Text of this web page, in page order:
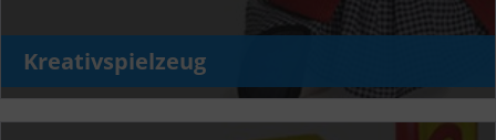
Kreativspielzeug